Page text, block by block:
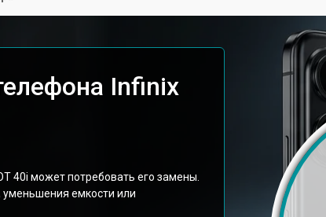
Infinix
40i может потребовать его замены.
уменьшения емкости или